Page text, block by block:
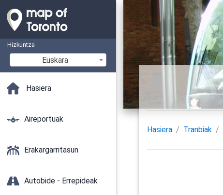
Hizkuntza
Euskara
Hasiera
Aireportuak
Erakargarritasun
Autobide - Errepideak
Hasiera Tranbiak